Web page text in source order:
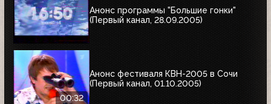
Анонс программы "Большие гонки"
(Первый канал, 28.09.2005)
00:32
Анонс фестиваля КВН-2005 в Сочи
(Первый канал, 01.10.2005)